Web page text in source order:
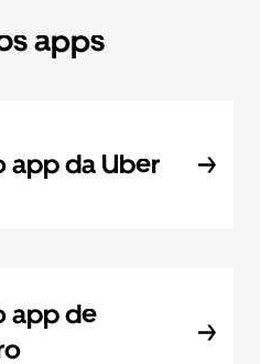
apps
app da Uber
app de